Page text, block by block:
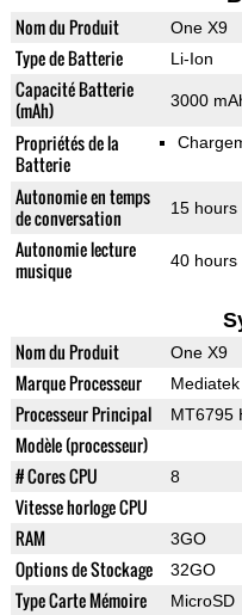
Nom du Produit One X9
Type de Batterie Li-Ion
Capacité Batterie
(mAh)
3000
Propriétés de la
Batterie
Autonomie en temps
de conversation
15 hours
Autonomie lecture
musique
40 hours
Nom du Produit One X9
Marque Processeur Mediatek
Processeur Principal MT6795
Modèle (processeur)
# Cores CPU 8
Vitesse horloge CPU
RAM 3GO
Options de Stockage 32GO
Type Carte Mémoire MicroSD